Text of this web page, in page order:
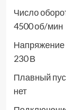
Число
4500 об/мин
Напряжение
230 В
Плавный
нет